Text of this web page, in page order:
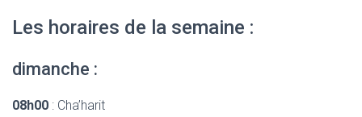
Les horaires de la semaine :
dimanche :
08h00 : Cha’harit